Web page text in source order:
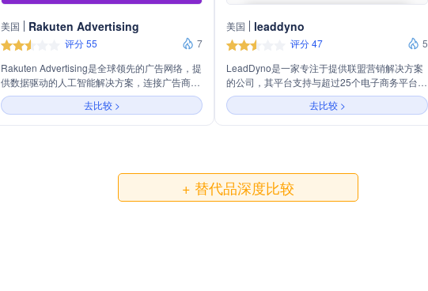
美国 Rakuten Advertising
评分 55
7
Rakuten Advertising是全球领先的广告网络，提
供数据驱动的人工智能解决方案，连接广告商、
发布商和受众。主营业务包括联盟营销、展示广
告、影响者营销、媒体、付费搜索和付费社交。
公司通过丰富的数据、行业首创的人工智能和全
去比较 >
美国 leaddyno
评分 47
5
LeadDyno是一家专注于提供联盟营销解决方案
的公司，其平台支持与超过25个电子商务平台和
业务工具的直接集成，包括Shopify、Stripe、
BigCommerce等。公司提供定制化的联盟程
序，包括无限佣金计划、跟踪、支付和联盟分组
去比较 >
+ 替代品深度比较